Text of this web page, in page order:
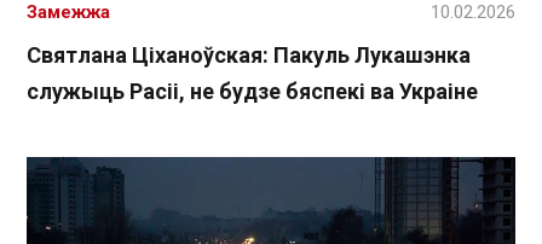
Святлана Ціханоўская: Пакуль Лукашэнка
служыць Расіі, не будзе бяспекі ва Украіне
Замежжа 10.02.2026